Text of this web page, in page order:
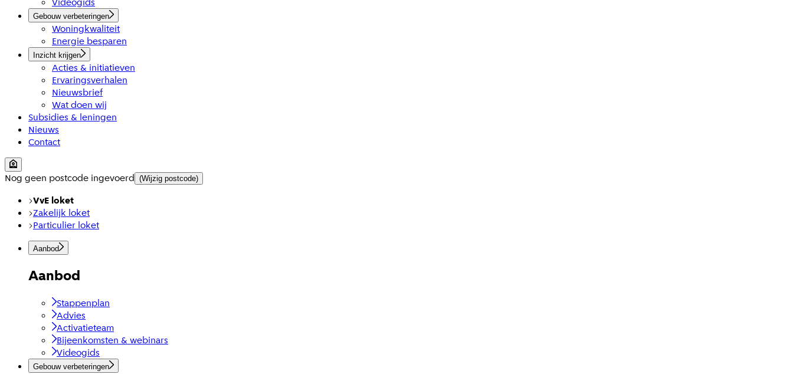
Gebouw verbeteringen
Woningkwaliteit
Energie besparen
Inzicht krijgen
Acties & initiatieven
Ervaringsverhalen
Nieuwsbrief
Wat doen wij
Subsidies & leningen
Nieuws
Contact
Nog geen postcode ingevoerd (Wijzig postcode)
VvE loket
Zakelijk loket
Particulier loket
Aanbod
Aanbod
Stappenplan
Advies
Activatieteam
Bijeenkomsten & webinars
Videogids
Gebouw verbeteringen